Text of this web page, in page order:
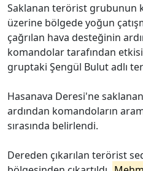
Saklanan terörist grubunun
üzerine bölgede yoğun
çağrılan hava desteğinin
komandolar tarafından
gruptaki Şengül Bulut adlı
Hasanava Deresi'ne
ardından komandoların
sırasında belirlendi.
Dereden çıkarılan terörist